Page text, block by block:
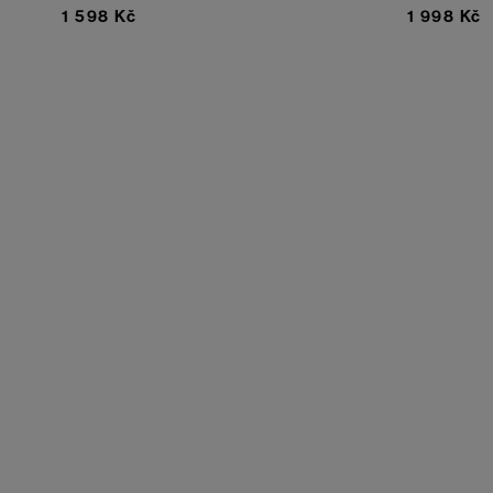
1 598 Kč 1 998 Kč